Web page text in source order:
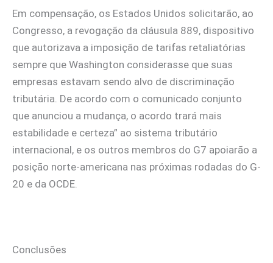
Em compensação, os Estados Unidos solicitarão, ao
Congresso, a revogação da cláusula 889, dispositivo
que autorizava a imposição de tarifas retaliatórias
sempre que Washington considerasse que suas
empresas estavam sendo alvo de discriminação
tributária. De acordo com o comunicado conjunto
que anunciou a mudança, o acordo trará mais
estabilidade e certeza” ao sistema tributário
internacional, e os outros membros do G7 apoiarão a
posição norte-americana nas próximas rodadas do G-
20 e da OCDE.
Conclusões